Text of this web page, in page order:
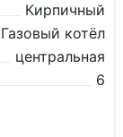
Кирпичный
Газовый котёл
центральная
6